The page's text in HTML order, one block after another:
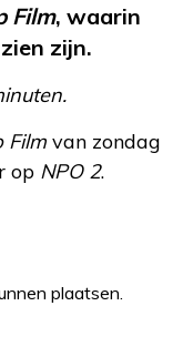
Film, waarin
zijn.
Film van zondag
op NPO 2.
plaatsen.